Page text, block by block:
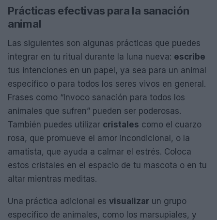
Prácticas efectivas para la sanación
animal
Las siguientes son algunas prácticas que puedes
integrar en tu ritual durante la luna nueva: escribe
tus intenciones en un papel, ya sea para un animal
específico o para todos los seres vivos en general.
Frases como “Invoco sanación para todos los
animales que sufren” pueden ser poderosas.
También puedes utilizar cristales como el cuarzo
rosa, que promueve el amor incondicional, o la
amatista, que ayuda a calmar el estrés. Coloca
estos cristales en el espacio de tu mascota o en tu
altar mientras meditas.
Una práctica adicional es visualizar un grupo
específico de animales, como los marsupiales, y